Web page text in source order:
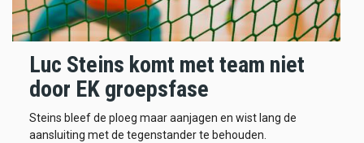
Luc Steins komt met team niet
door EK groepsfase
Steins bleef de ploeg maar aanjagen en wist lang de
aansluiting met de tegenstander te behouden.